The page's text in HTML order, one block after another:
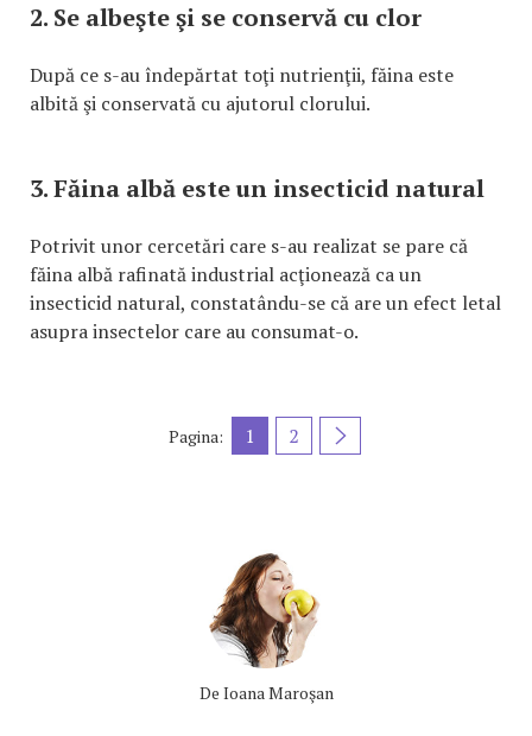
2. Se albeşte şi se conservă cu clor
După ce s-au îndepărtat toţi nutrienţii, făina este
albită şi conservată cu ajutorul clorului.
3. Făina albă este un insecticid natural
Potrivit unor cercetări care s-au realizat se pare că
făina albă rafinată industrial acţionează ca un
insecticid natural, constatându-se că are un efect letal
asupra insectelor care au consumat-o.
Pagina: 1 2
De Ioana Maroşan